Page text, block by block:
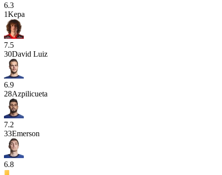
6.3
1Kepa
7.5
30David Luiz
6.9
28Azpilicueta
7.2
33Emerson
6.8